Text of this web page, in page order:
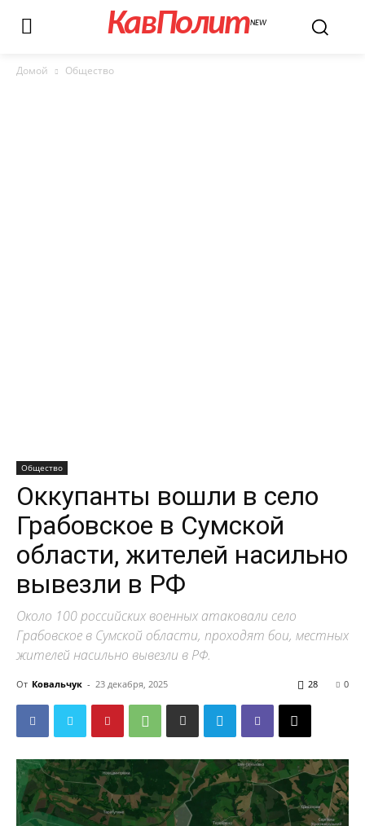
КавПолитNEW
Домой Общество
Общество
Оккупанты вошли в село
Грабовское в Сумской
области, жителей насильно
вывезли в РФ
Около 100 российских военных атаковали село
Грабовское в Сумской области, проходят бои, местных
жителей насильно вывезли в РФ.
От Ковальчук - 23 декабря, 2025 0
28